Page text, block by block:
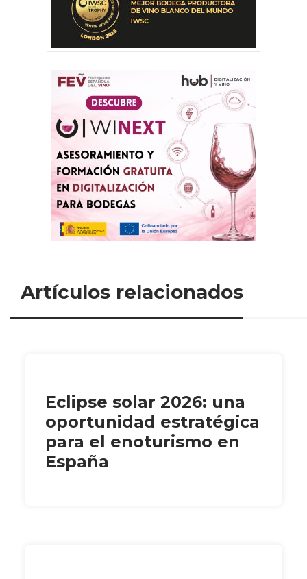
Artículos relacionados
Eclipse solar 2026: una
oportunidad estratégica
para el enoturismo en
España